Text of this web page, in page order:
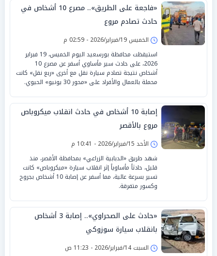
«فاجعة على الطريق».. مصرع 10 أشخاص في
حادث تصادم مروع
الخميس 19/فبراير/2026 - 02:59 م
استيقظت محافظة بورسعيد اليوم الخميس، 19 فبراير
2026، على حادث سير مأساوي أسفر عن مصرع 10
أشخاص نتيجة تصادم سيارة نقل مع أخرى «ربع نقل» كانت
محملة بالعمال والأفراد على «محور 30 يونيو» الحيوي.
إصابة 10 أشخاص في حادث انقلاب ميكروباص
مروع بالأقصر
الأحد 15/فبراير/2026 - 10:41 م
شهد طريق «الدبابية الزراعي» بمحافظة الأقصر، منذ
قليل، حادثاً مأساوياً إثر انقلاب سيارة «ميكروباص» كانت
تسير بسرعة عالية، مما أسفر عن إصابة 10 أشخاص بجروح
وكسور متفرقة.
«حادث على الصحراوي».. إصابة 3 أشخاص
بانقلاب سيارة سوزوكي
السبت 14/فبراير/2026 - 11:23 ص